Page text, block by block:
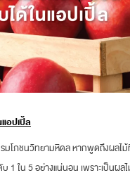
อปเปิ้ล
โภชนวิทยามหิดล หากพูดถึงผลไ
1 ใน 5 อย่างแน่นอน เพราะเป็นผ